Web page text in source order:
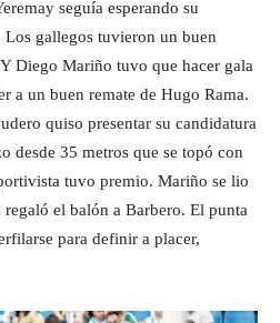
seguía esperando su
gallegos tuvieron un buen
Diego Mariño tuvo que hacer gala
a un buen remate de Hugo Rama.
quiso presentar su candidatura
desde 35 metros que se topó con
tuvo premio. Mariño se lio
el balón a Barbero. El punta
para definir a placer,